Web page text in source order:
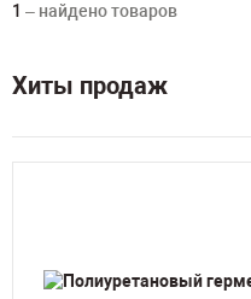
1 – найдено товаров
Хиты продаж